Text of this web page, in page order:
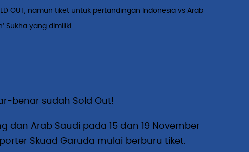
OUT, namun tiket untuk pertandingan Indonesia vs Arab
Sukha yang dimiliki.
benar sudah Sold Out!
Arab Saudi pada 15 dan 19 November
Skuad Garuda mulai berburu tiket.